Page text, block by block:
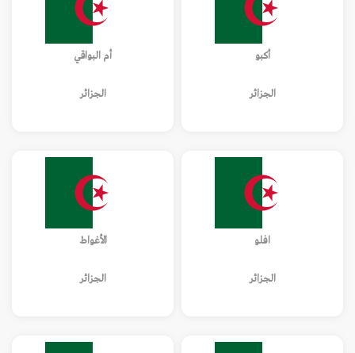
أكبو
الجزائر
أم البواقي
الجزائر
افلو
الجزائر
الأغواط
الجزائر